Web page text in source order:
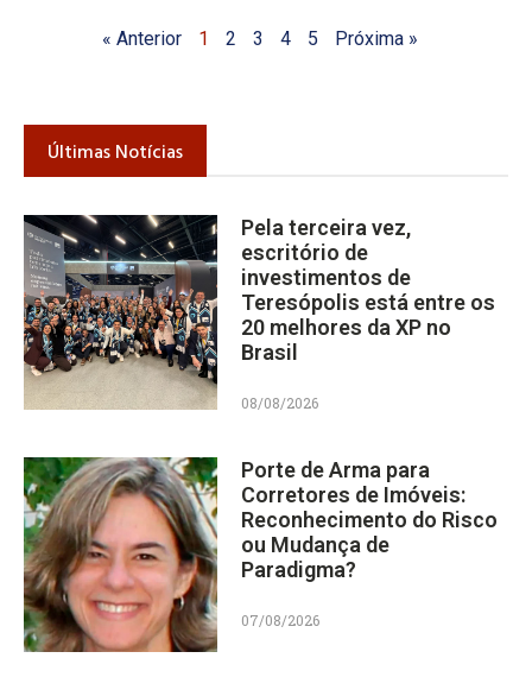
« Anterior 1 2 3 4 5 Próxima »
Últimas Notícias
Pela terceira vez,
escritório de
investimentos de
Teresópolis está entre os
20 melhores da XP no
Brasil
08/08/2026
Porte de Arma para
Corretores de Imóveis:
Reconhecimento do Risco
ou Mudança de
Paradigma?
07/08/2026